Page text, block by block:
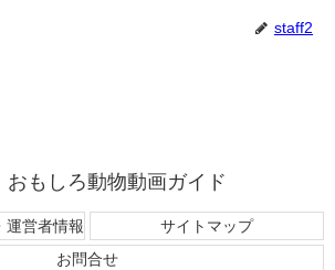
staff2
おもしろ動物動画ガイド
運営者情報
サイトマップ
お問合せ